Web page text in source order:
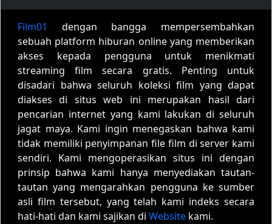
Film01
dengan bangga mempersembahkan
sebuah platform hiburan online yang memberikan
akses kepada pengguna untuk menikmati
streaming film secara gratis. Penting untuk
disadari bahwa seluruh koleksi film yang dapat
diakses di situs web ini merupakan hasil dari
pencarian internet yang kami lakukan di seluruh
jagat maya. Kami ingin menegaskan bahwa kami
tidak memiliki penyimpanan file film di server kami
sendiri. Kami mengoperasikan situs ini dengan
prinsip bahwa kami hanya menyediakan tautan-
tautan yang mengarahkan pengguna ke sumber
asli film tersebut, yang telah kami indeks secara
hati-hati dan kami sajikan di Website kami.